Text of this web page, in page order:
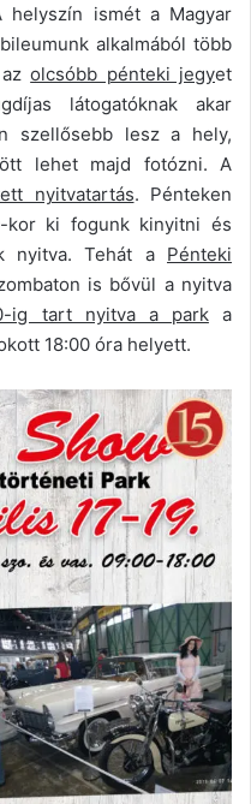
helyszín ismét a Magyar
alkalmából több
azolcsóbb pénteki jegyet
látogatóknak akar
szellősebb lesz a hely,
lehet majd fotózni. A
nyitvatartás. Pénteken
kor ki fogunk kinyitni és
nyitva. Tehát a Pénteki
is bővül a nyitva
ig tart nyitva a parka
18:00 óra helyett.